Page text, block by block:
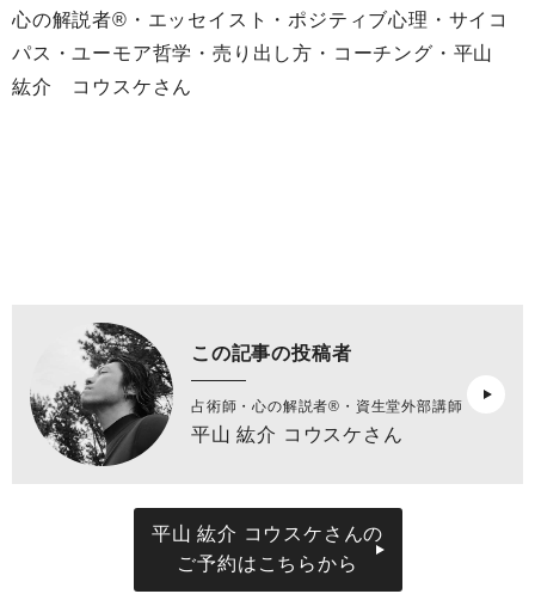
心の解説者®︎・エッセイスト・ポジティブ心理・サイコ
パス・ユーモア哲学・売り出し方・コーチング・平山
紘介 コウスケさん
この記事の投稿者
占術師・心の解説者®︎・資生堂外部講師
平山 紘介 コウスケさん
平山 紘介 コウスケさんの
ご予約はこちらから